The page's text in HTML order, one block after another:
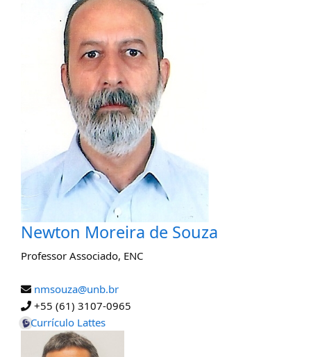
Newton Moreira de Souza
Professor Associado, ENC
nmsouza@unb.br
+55 (61) 3107-0965
Currículo Lattes